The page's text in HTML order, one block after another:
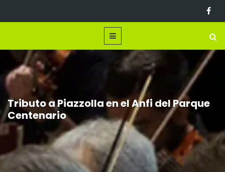
Tributo a Piazzolla en el Anfi del Parque
Centenario